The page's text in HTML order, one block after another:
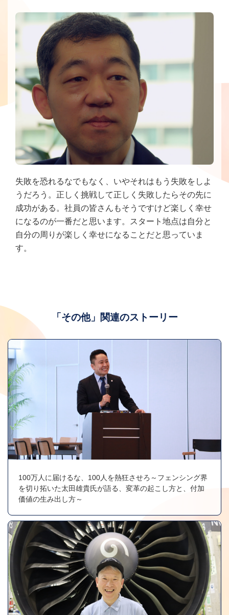
失敗を恐れるなでもなく、いやそれはもう失敗をしよ
うだろう。正しく挑戦して正しく失敗したらその先に
成功がある。社員の皆さんもそうですけど楽しく幸せ
になるのが一番だと思います。スタート地点は自分と
自分の周りが楽しく幸せになることだと思っていま
す。
「その他」関連のストーリー
100万人に届けるな、100人を熱狂させろ～フェンシング界
を切り拓いた太田雄貴氏が語る、変革の起こし方と、付加
価値の生み出し方～